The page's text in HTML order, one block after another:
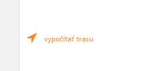
vypočítať trasu